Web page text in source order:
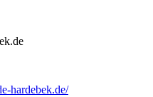
hardebek.de/